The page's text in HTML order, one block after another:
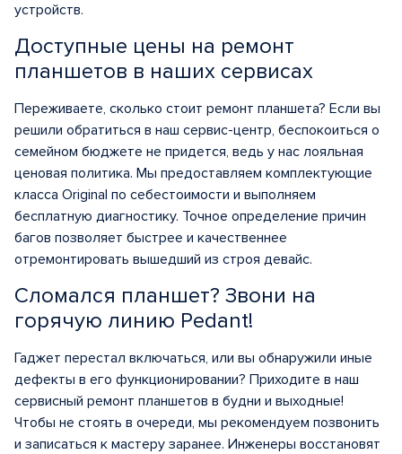
устройств.
Доступные цены на ремонт
планшетов в наших сервисах
Переживаете, сколько стоит ремонт планшета? Если вы
решили обратиться в наш сервис-центр, беспокоиться о
семейном бюджете не придется, ведь у нас лояльная
ценовая политика. Мы предоставляем комплектующие
класса Original по себестоимости и выполняем
бесплатную диагностику. Точное определение причин
багов позволяет быстрее и качественнее
отремонтировать вышедший из строя девайс.
Сломался планшет? Звони на
горячую линию Pedant!
Гаджет перестал включаться, или вы обнаружили иные
дефекты в его функционировании? Приходите в наш
сервисный ремонт планшетов в будни и выходные!
Чтобы не стоять в очереди, мы рекомендуем позвонить
и записаться к мастеру заранее. Инженеры восстановят